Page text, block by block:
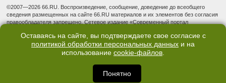
©2007—2026 66.RU. Воспроизведение, сообщение, доведение до всеобщего
сведения размещенных на сайте 66.RU материалов и их элементов без согласия
правообладателя запрещено. Сетевое издание «Современный портал
надзору в сфере связи, информационных технологий и массовых коммуникаций
(Роскомнадзор). Регистрационный номер ЭЛ № ФС 77 - 76634 от 02.09.2019
Учредитель: Общество с ограниченной ответственностью "66.ру". Юридический
3, оф. 7015 Фактический адрес редакции и отдела продаж: 620014, Свердловская
обл., г. Екатеринбург, ул. Бориса Ельцина, д. 3, оф. 7015, +7 (343) 288-50-66
Оставаясь на сайте, вы подтверждаете свое согласие с
политикой обработки персональных данных и на
использование cookie-файлов.
Понятно